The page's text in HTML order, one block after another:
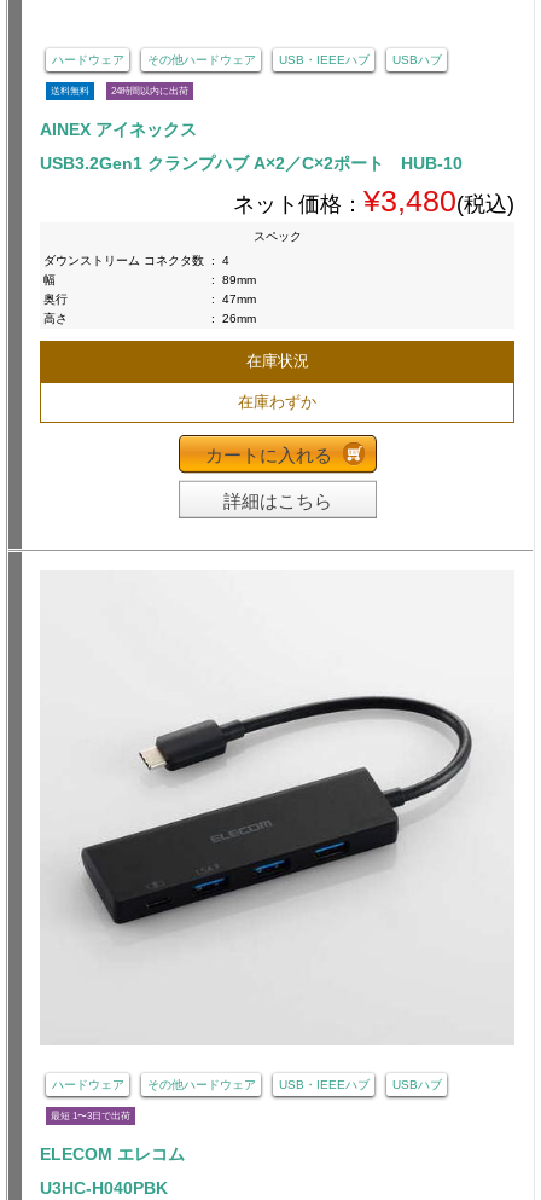
ハードウェア その他ハードウェア USB・IEEEハブ USBハブ
送料無料 24時間以内に出荷
AINEX アイネックス
USB3.2Gen1 クランプハブ A×2／C×2ポート HUB-10
ネット価格： ¥3,480(税込)
スペック
ダウンストリーム コネクタ数 :
4
幅
:
89mm
奥行
:
47mm
高さ
: 26mm
在庫状況
在庫わずか
カートに入れる
詳細はこちら
ハードウェア その他ハードウェア USB・IEEEハブ USBハブ
最短 1〜3日で出荷
ELECOM エレコム
U3HC-H040PBK